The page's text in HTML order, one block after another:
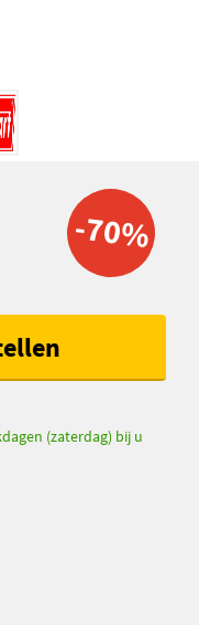
-70%
(zaterdag) bij u